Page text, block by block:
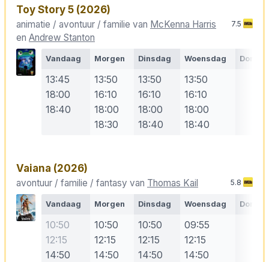
Toy Story 5 (2026)
animatie / avontuur / familie van McKenna Harris
en Andrew Stanton
7.5
Vandaag Morgen Dinsdag Woensdag
13:45
18:00
18:40
13:50
16:10
18:00
18:30
13:50
16:10
18:00
18:40
13:50
16:10
18:00
18:40
Vaiana (2026)
avontuur / familie / fantasy van Thomas Kail 5.8
Vandaag Morgen Dinsdag Woensdag
10:50
12:15
14:50
10:50
12:15
14:50
10:50
12:15
14:50
09:55
12:15
14:50